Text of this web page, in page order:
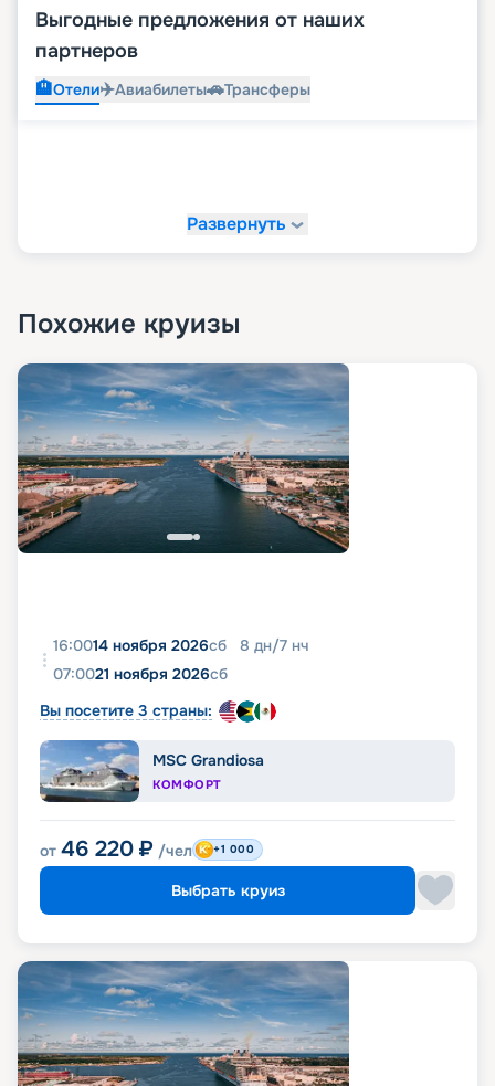
Выгодные предложения от наших
партнеров
🏨Отели✈️Авиабилеты🚗Трансферы
Развернуть
Похожие круизы
16:0014 ноября 2026сб 8 дн/7 нч
07:0021 ноября 2026сб
Вы посетите 3 страны:
MSC Grandiosa
КОМФОРТ
от 46 220 ₽ /чел +1 000
Выбрать круиз